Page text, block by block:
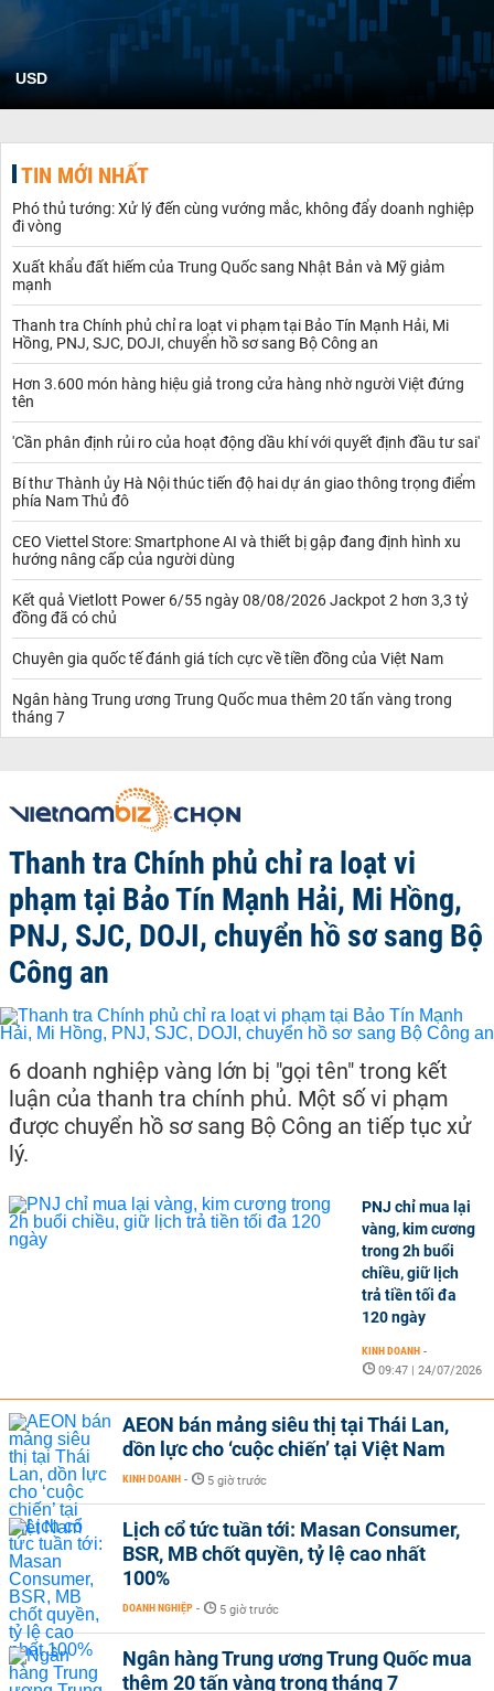
USD
TIN MỚI NHẤT
Phó thủ tướng: Xử lý đến cùng vướng mắc, không đẩy doanh nghiệp
đi vòng
Xuất khẩu đất hiếm của Trung Quốc sang Nhật Bản và Mỹ giảm
mạnh
Thanh tra Chính phủ chỉ ra loạt vi phạm tại Bảo Tín Mạnh Hải, Mi
Hồng, PNJ, SJC, DOJI, chuyển hồ sơ sang Bộ Công an
Hơn 3.600 món hàng hiệu giả trong cửa hàng nhờ người Việt đứng
tên
'Cần phân định rủi ro của hoạt động dầu khí với quyết định đầu tư sai'
Bí thư Thành ủy Hà Nội thúc tiến độ hai dự án giao thông trọng điểm
phía Nam Thủ đô
CEO Viettel Store: Smartphone AI và thiết bị gập đang định hình xu
hướng nâng cấp của người dùng
Kết quả Vietlott Power 6/55 ngày 08/08/2026 Jackpot 2 hơn 3,3 tỷ
đồng đã có chủ
Chuyên gia quốc tế đánh giá tích cực về tiền đồng của Việt Nam
Ngân hàng Trung ương Trung Quốc mua thêm 20 tấn vàng trong
tháng 7
Thanh tra Chính phủ chỉ ra loạt vi
phạm tại Bảo Tín Mạnh Hải, Mi Hồng,
PNJ, SJC, DOJI, chuyển hồ sơ sang Bộ
Công an
6 doanh nghiệp vàng lớn bị "gọi tên" trong kết
luận của thanh tra chính phủ. Một số vi phạm
được chuyển hồ sơ sang Bộ Công an tiếp tục xử
lý.
PNJ chỉ mua lại
vàng, kim cương
trong 2h buổi
chiều, giữ lịch
trả tiền tối đa
120 ngày
KINH DOANH -
09:47 | 24/07/2026
AEON bán mảng siêu thị tại Thái Lan,
dồn lực cho ‘cuộc chiến’ tại Việt Nam
KINH DOANH - 5 giờ trước
Lịch cổ tức tuần tới: Masan Consumer,
BSR, MB chốt quyền, tỷ lệ cao nhất
100%
DOANH NGHIỆP - 5 giờ trước
Ngân hàng Trung ương Trung Quốc mua
thêm 20 tấn vàng trong tháng 7